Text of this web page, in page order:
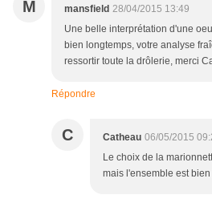
M mansfield 28/04/2015 13:49
Une belle interprétation d'une
bien longtemps, votre analyse
ressortir toute la drôlerie, merci
Répondre
C Catheau 06/05/2015
Le choix de la
mais l'ensemble est